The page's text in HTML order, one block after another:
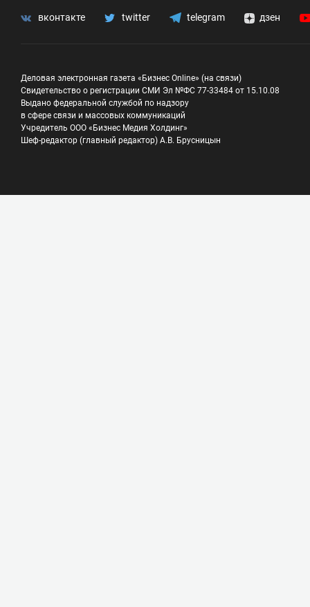
вконтакте twitter telegram дзен
Деловая электронная газета «Бизнес Online» (на связи)
Свидетельство о регистрации СМИ Эл №ФС 77-33484 от 15.10.08
Выдано федеральной службой по надзору
в сфере связи и массовых коммуникаций
Учредитель ООО «Бизнес Медия Холдинг»
Шеф-редактор (главный редактор) А.В. Брусницын